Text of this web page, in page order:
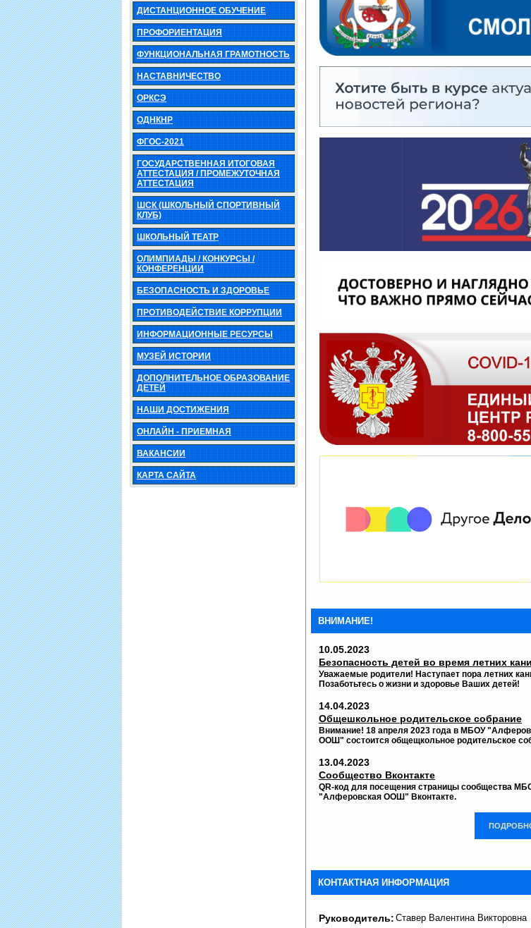
ДИСТАНЦИОННОЕ ОБУЧЕНИЕ
ПРОФОРИЕНТАЦИЯ
ФУНКЦИОНАЛЬНАЯ ГРАМОТНОСТЬ
НАСТАВНИЧЕСТВО
ОРКСЭ
ОДНКНР
ФГОС-2021
ГОСУДАРСТВЕННАЯ ИТОГОВАЯ
АТТЕСТАЦИЯ / ПРОМЕЖУТОЧНАЯ
АТТЕСТАЦИЯ
ШСК (ШКОЛЬНЫЙ СПОРТИВНЫЙ
КЛУБ)
ШКОЛЬНЫЙ ТЕАТР
ОЛИМПИАДЫ / КОНКУРСЫ /
КОНФЕРЕНЦИИ
БЕЗОПАСНОСТЬ И ЗДОРОВЬЕ
ПРОТИВОДЕЙСТВИЕ КОРРУПЦИИ
ИНФОРМАЦИОННЫЕ РЕСУРСЫ
МУЗЕЙ ИСТОРИИ
ДОПОЛНИТЕЛЬНОЕ ОБРАЗОВАНИЕ
ДЕТЕЙ
НАШИ ДОСТИЖЕНИЯ
ОНЛАЙН - ПРИЕМНАЯ
ВАКАНСИИ
КАРТА САЙТА
ВНИМАНИЕ!
10.05.2023
Безопасность детей во время летних
Уважаемые родители! Наступает пора летних
Позаботьтесь о жизни и здоровье Ваших детей!
14.04.2023
Общешкольное родительское собрание
Внимание! 18 апреля 2023 года в МБОУ
ООШ" состоится общещкольное родительское
13.04.2023
Сообщество Вконтакте
QR-код для посещения страницы сообщества
"Алферовская ООШ" Вконтакте.
КОНТАКТНАЯ ИНФОРМАЦИЯ
Руководитель: Ставер Валентина Викторовна